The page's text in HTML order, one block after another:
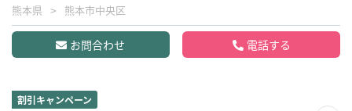
熊本県 熊本市中央区
お問合わせ 電話する
割引キャンペーン